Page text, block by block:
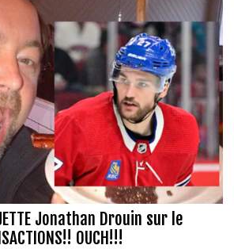
Jonathan Drouin sur le
OUCH!!!